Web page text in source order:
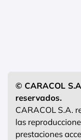
© CARACOL
reservados.
CARACOL S.A.
las
prestaciones